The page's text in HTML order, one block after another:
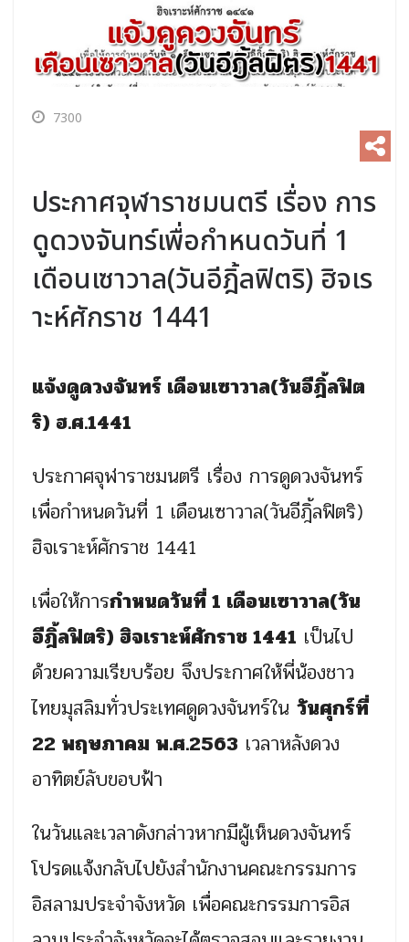
7300
ประกาศจุฬาราชมนตรี เรื่อง การ
ดูดวงจันทร์เพื่อกําหนดวันที่ 1
เดือนเซาวาล(วันอีฎิ้ลฟิตริ) ฮิจเร
าะห์ศักราช 1441
แจ้งดูดวงจันทร์ เดือนเซาวาล(วันอีฎิ้ลฟิต
ริ) ฮ.ศ.1441
ประกาศจุฬาราชมนตรี เรื่อง การดูดวงจันทร์
เพื่อกําหนดวันที่ 1 เดือนเซาวาล(วันอีฎิ้ลฟิตริ)
ฮิจเราะห์ศักราช 1441
เพื่อให้การกําหนดวันที่ 1 เดือนเซาวาล(วัน
อีฎิ้ลฟิตริ) ฮิจเราะห์ศักราช 1441 เป็นไป
ด้วยความเรียบร้อย จึงประกาศให้พี่น้องชาว
ไทยมุสลิมทั่วประเทศดูดวงจันทร์ใน วันศุกร์ที่
22 พฤษภาคม พ.ศ.2563 เวลาหลังดวง
อาทิตย์ลับขอบฟ้า
ในวันและเวลาดังกล่าวหากมีผู้เห็นดวงจันทร์
โปรดแจ้งกลับไปยังสํานักงานคณะกรรมการ
อิสลามประจําจังหวัด เพื่อคณะกรรมการอิส